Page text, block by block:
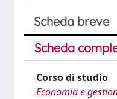
Scheda breve
Scheda
Corso di studio
Economia e